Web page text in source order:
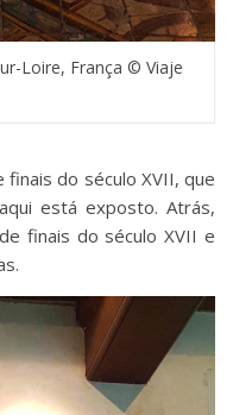
Loire, França © Viaje
do século XVII, que
está exposto. Atrás,
finais do século XVII e